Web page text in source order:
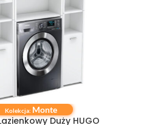
Kolekcja: Monte
Duży HUGO